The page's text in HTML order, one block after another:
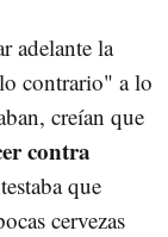
adelante la
contrario" a lo
creían que
contra
que
cervezas